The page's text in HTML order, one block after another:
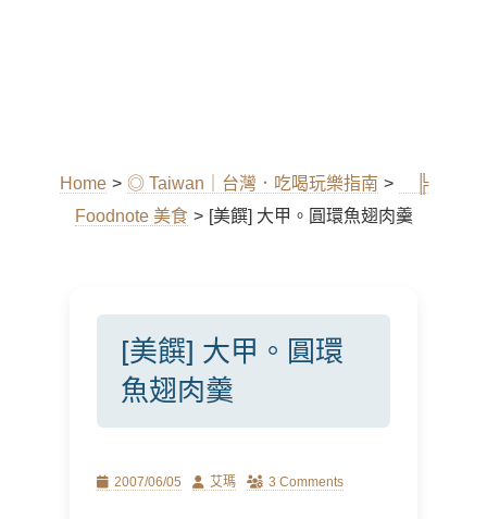
Home > ◎ Taiwan｜台灣．吃喝玩樂指南 >
╠
Foodnote 美食 > [美饌] 大甲。圓環魚翅肉羹
[美饌] 大甲。圓環
魚翅肉羹
Posted
2007/06/05 Author
艾瑪 3 Comments